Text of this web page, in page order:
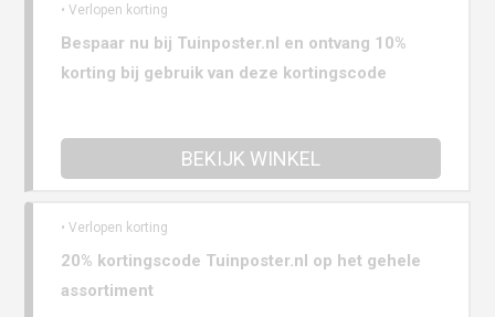
• Verlopen korting
Bespaar nu bij Tuinposter.nl en ontvang 10%
korting bij gebruik van deze kortingscode
BEKIJK WINKEL
• Verlopen korting
20% kortingscode Tuinposter.nl op het gehele
assortiment